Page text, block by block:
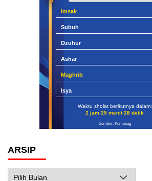
Imsak
Subuh
Dzuhur
Ashar
Maghrib
Isya
Waktu sholat berikutnya dalam:
2 jam 25 menit 27 detik
Sumber: Kemenag
ARSIP